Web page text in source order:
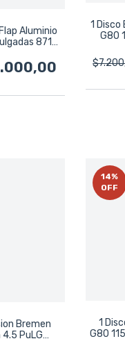
Aluminio
8710
1 Disco
G80
Bremen
4.5 PuLG
14%
OFF
1
G80